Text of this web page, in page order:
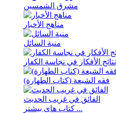
مشرق الشمسین
مناهج الأخبار
منیة السائل
نتائج الأفکار في نجاسة الکفار
فقه الشیعة (کتاب الطهارة)
الفائق في غريب الحديث
کتاب های بیشتر ...